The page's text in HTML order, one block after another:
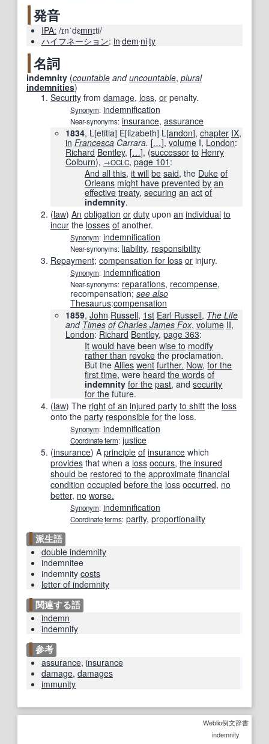
発音
IPA: /ɪnˈdɛmnɪti/
ハイフネーション: in‧dem‧ni‧ty
名詞
indemnity (countable anduncountable, plural
indemnities)
Security from damage, loss, or penalty.
Synonym: indemnification
Near-synonyms: insurance, assurance
1834, L[etitia] E[lizabeth] L[andon], chapter IX,
in FrancescaCarrara. […],volume I, London:
Richard Bentley, […], (successor to Henry
Colburn), →OCLC,page 101 :
And all this,it will be said, the Duke of
Orleans might have prevented by an
effective treaty,securing an act of
indemnity.
(law) An obligation or duty upon an individual to
incur the losses of another.
Synonym: indemnification
Near-synonyms: liability, responsibility
Repayment; compensation for loss or injury.
Synonym: indemnification
Near-synonyms: reparations, recompense,
recompensation; see also
Thesaurus:compensation
1859, John Russell, 1st Earl Russell, The Life
and Times of Charles James Fox, volume II,
London: Richard Bentley, page 363:
It would have beenwise to modify
rather than revoke the proclamation.
But theAllies went further. Now,for the
first time, were heard the words of
indemnity for the past, andsecurity
for the future.
(law) The right of an injured party to shift the loss
onto the party responsible for the loss.
Synonym: indemnification
Coordinate term: justice
(insurance) A principle of insurance which
provides that when a loss occurs, the insured
should be restored to the approximate financial
condition occupied before the loss occurred, no
better, no worse.
Synonym: indemnification
Coordinateterms: parity, proportionality
派生語
double indemnity
indemnitee
indemnity costs
letter of indemnity
関連する語
indemn
indemnify
参考
assurance, insurance
damage, damages
immunity
Weblio例文辞書
indemnity